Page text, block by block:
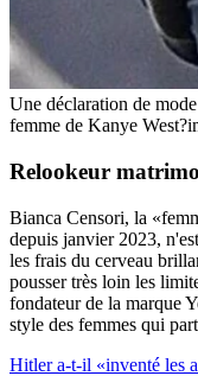
Une déclaration de
femme de Kanye West?
Relookeur
Bianca Censori, la
depuis janvier 2023,
les frais du cerveau
pousser très loin les
fondateur de la marque
style des femmes qui
Hitler a-t-il «inventé les